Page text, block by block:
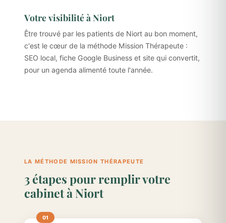
Votre visibilité à Niort
Être trouvé par les patients de Niort au bon moment,
c'est le cœur de la méthode Mission Thérapeute :
SEO local, fiche Google Business et site qui convertit,
pour un agenda alimenté toute l'année.
LA MÉTHODE MISSION THÉRAPEUTE
3 étapes pour remplir votre
cabinet à Niort